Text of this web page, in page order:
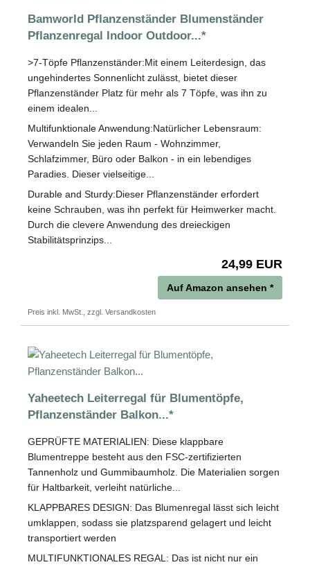
Bamworld Pflanzenständer Blumenständer
Pflanzenregal Indoor Outdoor...*
>7-Töpfe Pflanzenständer:Mit einem Leiterdesign, das
ungehindertes Sonnenlicht zulässt, bietet dieser
Pflanzenständer Platz für mehr als 7 Töpfe, was ihn zu
einem idealen...
Multifunktionale Anwendung:Natürlicher Lebensraum:
Verwandeln Sie jeden Raum - Wohnzimmer,
Schlafzimmer, Büro oder Balkon - in ein lebendiges
Paradies. Dieser vielseitige...
Durable and Sturdy:Dieser Pflanzenständer erfordert
keine Schrauben, was ihn perfekt für Heimwerker macht.
Durch die clevere Anwendung des dreieckigen
Stabilitätsprinzips...
24,99 EUR
Auf Amazon ansehen *
Preis inkl. MwSt., zzgl. Versandkosten
Yaheetech Leiterregal für Blumentöpfe,
Pflanzenständer Balkon...*
GEPRÜFTE MATERIALIEN: Diese klappbare
Blumentreppe besteht aus den FSC-zertifizierten
Tannenholz und Gummibaumholz. Die Materialien sorgen
für Haltbarkeit, verleiht natürliche...
KLAPPBARES DESIGN: Das Blumenregal lässt sich leicht
umklappen, sodass sie platzsparend gelagert und leicht
transportiert werden
MULTIFUNKTIONALES REGAL: Das ist nicht nur ein